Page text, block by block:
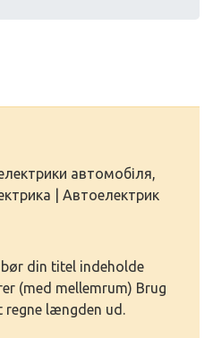
автомобіля,
| Автоелектрик
din titel indeholde
(med mellemrum) Brug
regne længden ud.